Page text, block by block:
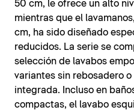
50 cm, le ofrece un alto
mientras que el
cm, ha sido diseñado
reducidos. La serie se
selección de lavabos
variantes sin rebosadero
integrada. Incluso en
compactas, el lavabo